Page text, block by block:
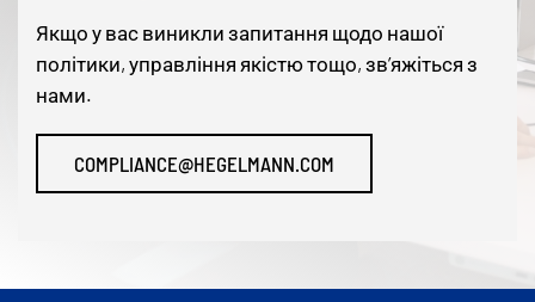
Якщо у вас виникли запитання щодо нашої
політики, управління якістю тощо, зв’яжіться з
нами.
COMPLIANCE@HEGELMANN.COM